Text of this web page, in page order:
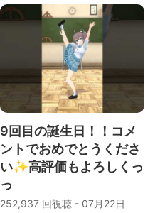
9回目の誕生日！！コメ
ントでおめでとうくださ
い✨高評価もよろしくっ
っ
252,937 回視聴 - 07月22日